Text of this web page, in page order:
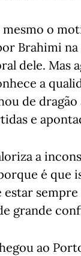
mesmo o
Brahimi na
dele. Mas
a
de dragão
e
a
é que
grande
ao